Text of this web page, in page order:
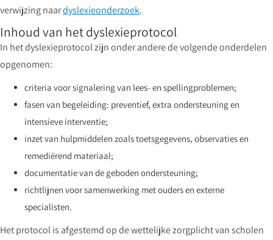
verwijzing naardyslexieonderzoek.
Inhoud van het dyslexieprotocol
In het dyslexieprotocol zijn onder andere de volgende onderdelen
opgenomen:
criteria voor signalering van lees- en spellingproblemen;
fasen van begeleiding: preventief, extra ondersteuning en
intensieve interventie;
inzet van hulpmiddelen zoals toetsgegevens, observaties en
remediërend materiaal;
documentatie van de geboden ondersteuning;
richtlijnen voor samenwerking met ouders en externe
specialisten.
Het protocol is afgestemd op de wettelijke zorgplicht van scholen